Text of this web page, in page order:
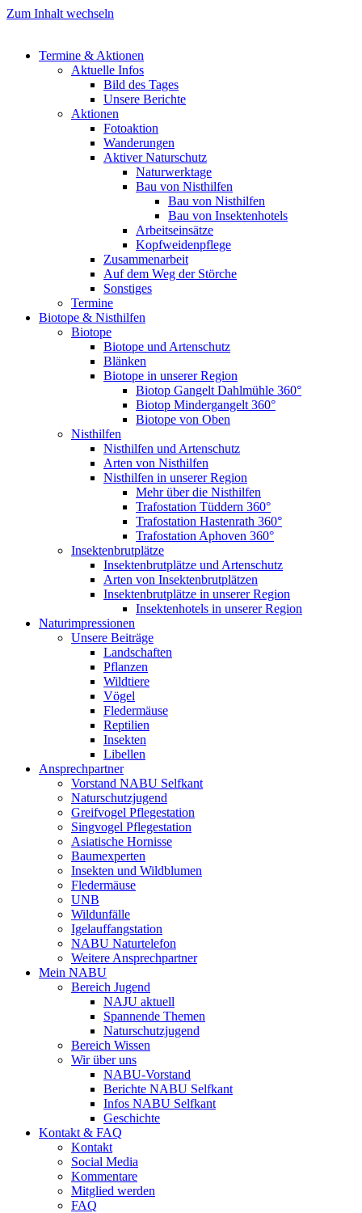
Zum Inhalt wechseln
Termine & Aktionen
Aktuelle Infos
Bild des Tages
Unsere Berichte
Aktionen
Fotoaktion
Wanderungen
Aktiver Naturschutz
Naturwerktage
Bau von Nisthilfen
Bau von Nisthilfen
Bau von Insektenhotels
Arbeitseinsätze
Kopfweidenpflege
Zusammenarbeit
Auf dem Weg der Störche
Sonstiges
Termine
Biotope & Nisthilfen
Biotope
Biotope und Artenschutz
Blänken
Biotope in unserer Region
Biotop Gangelt Dahlmühle 360°
Biotop Mindergangelt 360°
Biotope von Oben
Nisthilfen
Nisthilfen und Artenschutz
Arten von Nisthilfen
Nisthilfen in unserer Region
Mehr über die Nisthilfen
Trafostation Tüddern 360°
Trafostation Hastenrath 360°
Trafostation Aphoven 360°
Insektenbrutplätze
Insektenbrutplätze und Artenschutz
Arten von Insektenbrutplätzen
Insektenbrutplätze in unserer Region
Insektenhotels in unserer Region
Naturimpressionen
Unsere Beiträge
Landschaften
Pflanzen
Wildtiere
Vögel
Fledermäuse
Reptilien
Insekten
Libellen
Ansprechpartner
Vorstand NABU Selfkant
Naturschutzjugend
Greifvogel Pflegestation
Singvogel Pflegestation
Asiatische Hornisse
Baumexperten
Insekten und Wildblumen
Fledermäuse
UNB
Wildunfälle
Igelauffangstation
NABU Naturtelefon
Weitere Ansprechpartner
Mein NABU
Bereich Jugend
NAJU aktuell
Spannende Themen
Naturschutzjugend
Bereich Wissen
Wir über uns
NABU-Vorstand
Berichte NABU Selfkant
Infos NABU Selfkant
Geschichte
Kontakt & FAQ
Kontakt
Social Media
Kommentare
Mitglied werden
FAQ